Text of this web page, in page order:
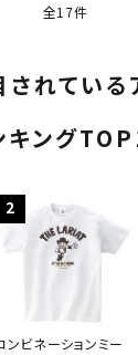
全17件
れている
キング
2
ンビネーションミー